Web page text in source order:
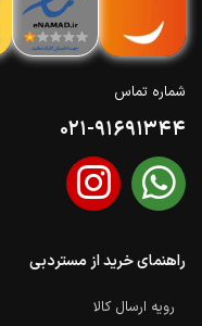
شماره تماس
021-91691344
راهنمای خرید از مستردبی
رویه ارسال کالا